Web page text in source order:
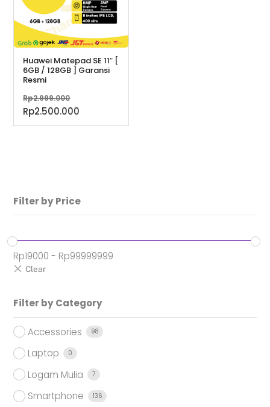
Huawei Matepad SE 11″ [
6GB / 128GB ] Garansi
Resmi
Rp2.999.000
aslinya
adalah:
Rp2.500.000
saat
Filter by Price
Rp19000 - Rp99999999
Filter by Category
Accessories 98
Laptop 0
Logam Mulia 7
Smartphone 136